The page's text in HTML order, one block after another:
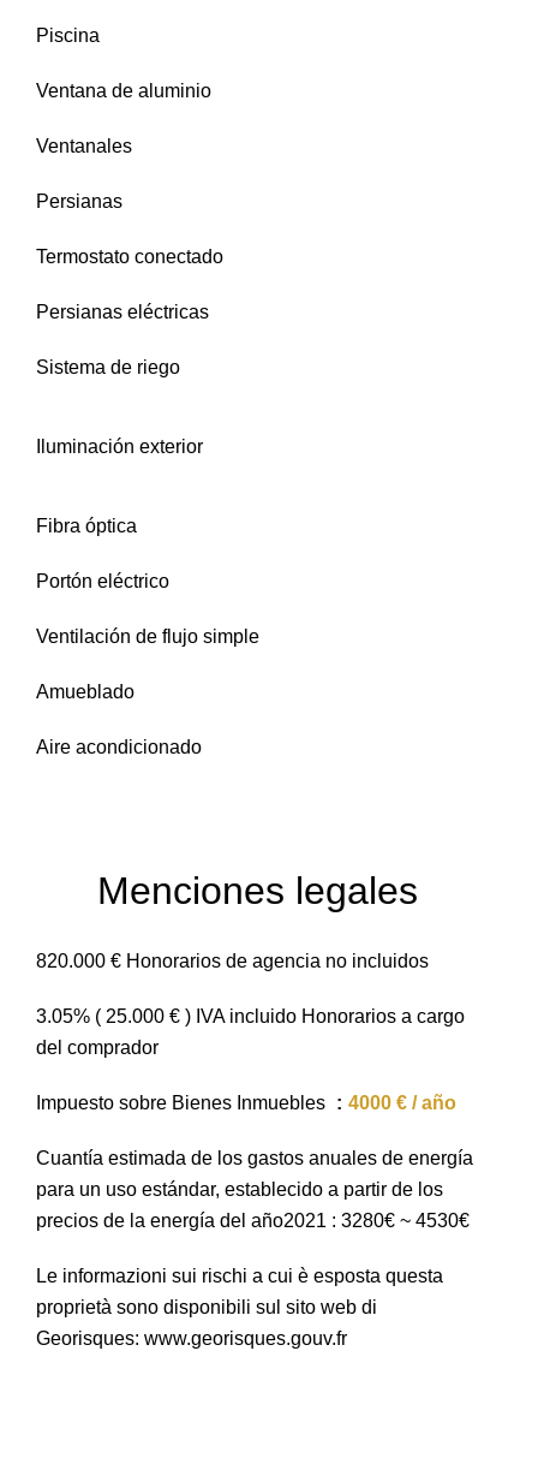
Piscina
Ventana de aluminio
Ventanales
Persianas
Termostato conectado
Persianas eléctricas
Sistema de riego
Iluminación exterior
Fibra óptica
Portón eléctrico
Ventilación de flujo simple
Amueblado
Aire acondicionado
Menciones legales
820.000 € Honorarios de agencia no incluidos
3.05% ( 25.000 € ) IVA incluido Honorarios a cargo
del comprador
Impuesto sobre Bienes Inmuebles 4000 € / año
Cuantía estimada de los gastos anuales de energía
para un uso estándar, establecido a partir de los
precios de la energía del año2021 : 3280€ ~ 4530€
Le informazioni sui rischi a cui è esposta questa
proprietà sono disponibili sul sito web di
Georisques: www.georisques.gouv.fr